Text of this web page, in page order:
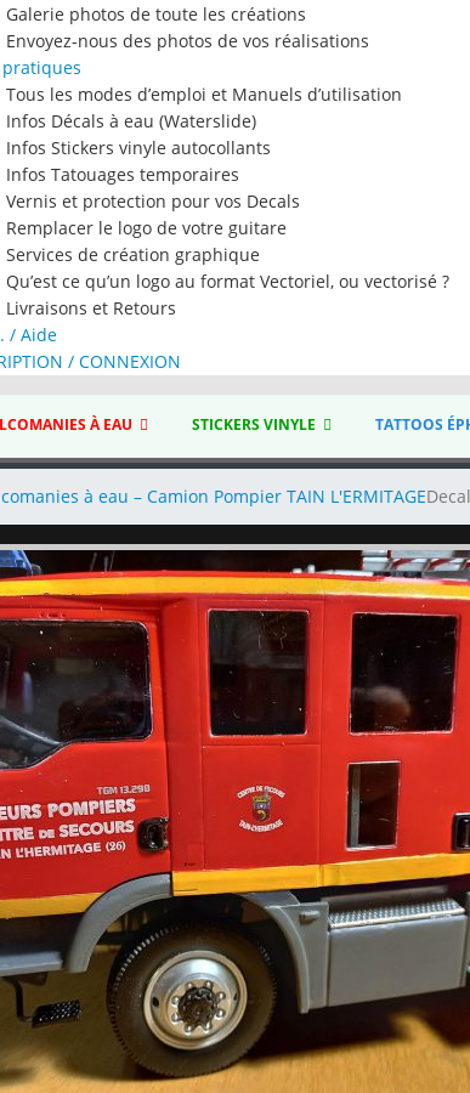
Galerie photos de toute les créations
Envoyez-nous des photos de vos réalisations
Tous les modes d’emploi et Manuels d’utilisation
Infos Décals à eau (Waterslide)
Infos Stickers vinyle autocollants
Infos Tatouages temporaires
Vernis et protection pour vos Decals
Remplacer le logo de votre guitare
Services de création graphique
Qu’est ce qu’un logo au format Vectoriel, ou vectorisé ?
Livraisons et Retours
/ Aide
/ CONNEXION
À EAU STICKERS VINYLE TATTOOS
à eau – Camion Pompier TAIN L'ERMITAGE